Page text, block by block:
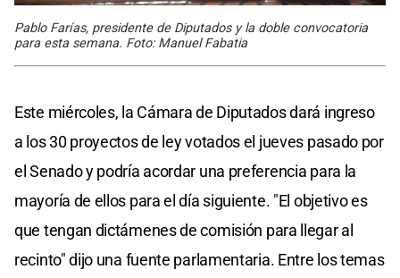
Pablo Farías, presidente de Diputados y la doble convocatoria
para esta semana. Foto: Manuel Fabatia
Este miércoles, la Cámara de Diputados dará ingreso
a los 30 proyectos de ley votados el jueves pasado por
el Senado y podría acordar una preferencia para la
mayoría de ellos para el día siguiente. "El objetivo es
que tengan dictámenes de comisión para llegar al
recinto" dijo una fuente parlamentaria. Entre los temas